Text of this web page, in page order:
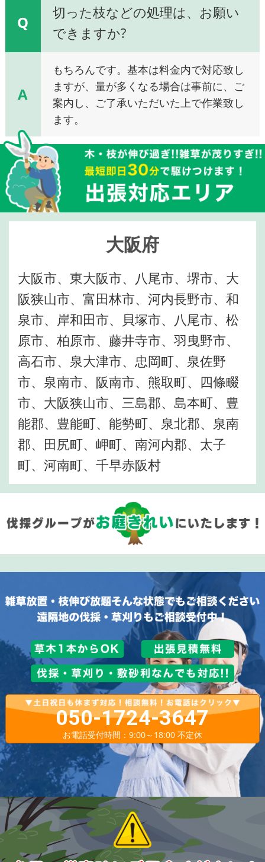
Q
切った枝などの処理は、お願い
できますか?
A
もちろんです。基本は料金内で対応致し
ますが、量が多くなる場合は事前に、ご
案内し、ご了承いただいた上で作業致し
ます。
大阪府
大阪市、東大阪市、八尾市、堺市、大
阪狭山市、富田林市、河内長野市、和
泉市、岸和田市、貝塚市、八尾市、松
原市、柏原市、藤井寺市、羽曳野市、
高石市、泉大津市、忠岡町、泉佐野
市、泉南市、阪南市、熊取町、四條畷
市、大阪狭山市、三島郡、島本町、豊
能郡、豊能町、能勢町、泉北郡、泉南
郡、田尻町、岬町、南河内郡、太子
町、河南町、千早赤阪村
050-1724-3647
お電話受付時間：9:00～18:00 不定休